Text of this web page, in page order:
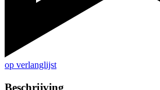
op verlanglijst
Beschrijving